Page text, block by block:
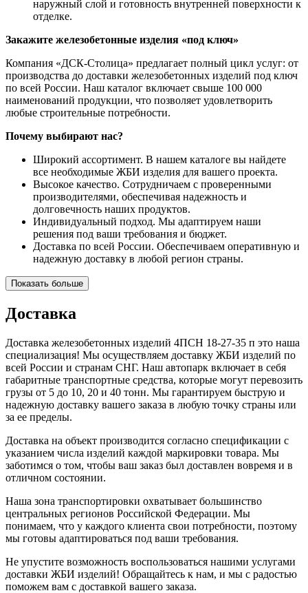
наружный слой и готовность внутренней поверхности к
отделке.
Закажите железобетонные изделия «под ключ»
Компания «ДСК-Столица» предлагает полный цикл услуг: от
производства до доставки железобетонных изделий под ключ
по всей России. Наш каталог включает свыше 100 000
наименований продукции, что позволяет удовлетворить
любые строительные потребности.
Почему выбирают нас?
Широкий ассортимент. В нашем каталоге вы найдете
все необходимые ЖБИ изделия для вашего проекта.
Высокое качество. Сотрудничаем с проверенными
производителями, обеспечивая надежность и
долговечность наших продуктов.
Индивидуальный подход. Мы адаптируем наши
решения под ваши требования и бюджет.
Доставка по всей России. Обеспечиваем оперативную и
надежную доставку в любой регион страны.
Показать больше
Доставка
Доставка железобетонных изделий 4ПСН 18-27-35 п это наша
специализация! Мы осуществляем доставку ЖБИ изделий по
всей России и странам СНГ. Наш автопарк включает в себя
габаритные транспортные средства, которые могут перевозить
грузы от 5 до 10, 20 и 40 тонн. Мы гарантируем быструю и
надежную доставку вашего заказа в любую точку страны или
за ее пределы.
Доставка на объект производится согласно спецификации с
указанием числа изделий каждой маркировки товара. Мы
заботимся о том, чтобы ваш заказ был доставлен вовремя и в
отличном состоянии.
Наша зона транспортировки охватывает большинство
центральных регионов Российской Федерации. Мы
понимаем, что у каждого клиента свои потребности, поэтому
мы готовы адаптироваться под ваши требования.
Не упустите возможность воспользоваться нашими услугами
доставки ЖБИ изделий! Обращайтесь к нам, и мы с радостью
поможем вам с доставкой вашего заказа.